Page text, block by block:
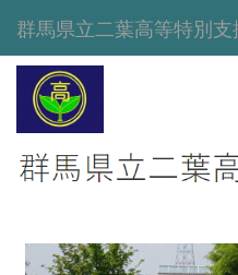
群馬県立二葉高等特別支